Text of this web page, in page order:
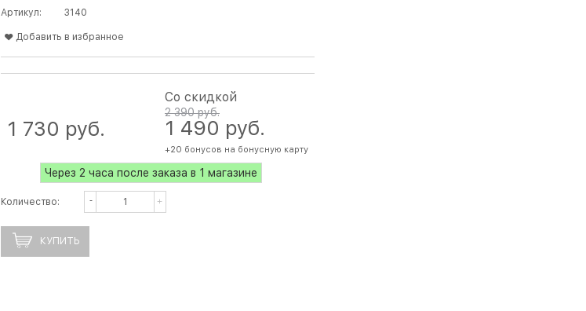
Артикул: 3140
Добавить в избранное
2 390 руб.
1 490 руб.
+20 бонусов на бонусную карту
Со скидкой
1 730 руб.
Через 2 часа после заказа в 1 магазине
Количество:
КУПИТЬ